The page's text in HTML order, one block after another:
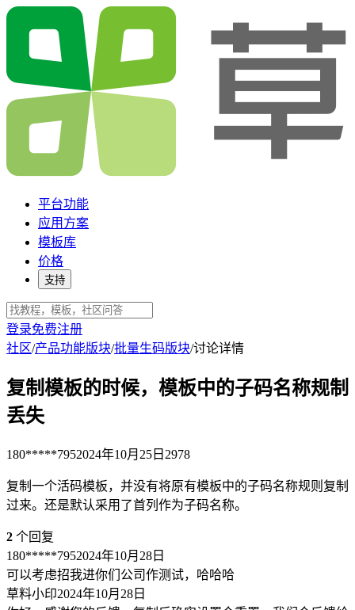
平台功能
应用方案
模板库
价格
支持
登录免费注册
社区/产品功能版块/批量生码版块/讨论详情
复制模板的时候，模板中的子码名称规制
丢失
180*****7952024年10月25日 2978
复制一个活码模板，并没有将原有模板中的子码名称规则复制
过来。还是默认采用了首列作为子码名称。
2 个回复
180*****7952024年10月28日
可以考虑招我进你们公司作测试，哈哈哈
草料小印2024年10月28日